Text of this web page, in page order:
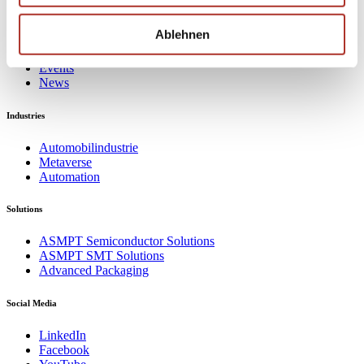
Ablehnen
Geschäftsleitung
Presse
Events
News
Industries
Automobilindustrie
Metaverse
Automation
Solutions
ASMPT Semiconductor Solutions
ASMPT SMT Solutions
Advanced Packaging
Social Media
LinkedIn
Facebook